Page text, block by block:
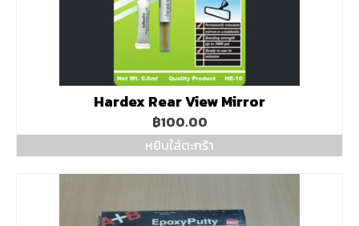
Hardex Rear View Mirror
฿100.00
หยิบใส่ตะกร้า